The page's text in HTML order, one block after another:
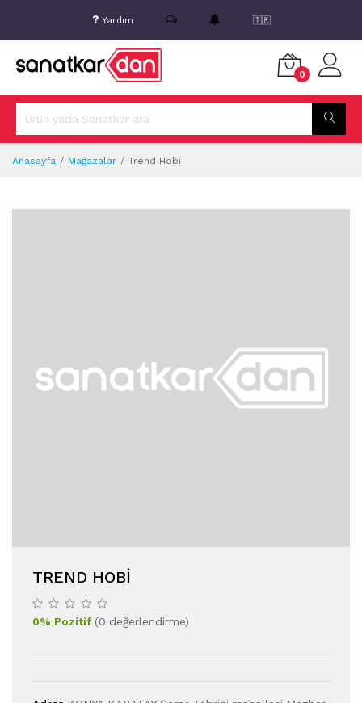
Yardım 🇹🇷
0
Anasayfa Mağazalar Trend Hobi
TREND HOBI
0% Pozitif(0 değerlendirme)